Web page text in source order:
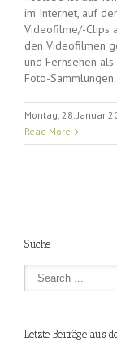
im Internet, auf
Videofilme/-Clips
den Videofilmen
und Fernsehen
Foto-
Montag, 28. Januar
Read More
Suche
Letzte Beiträge aus